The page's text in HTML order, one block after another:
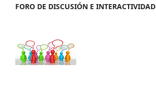
FORO DE DISCUSIÓN E INTERACTIVIDAD